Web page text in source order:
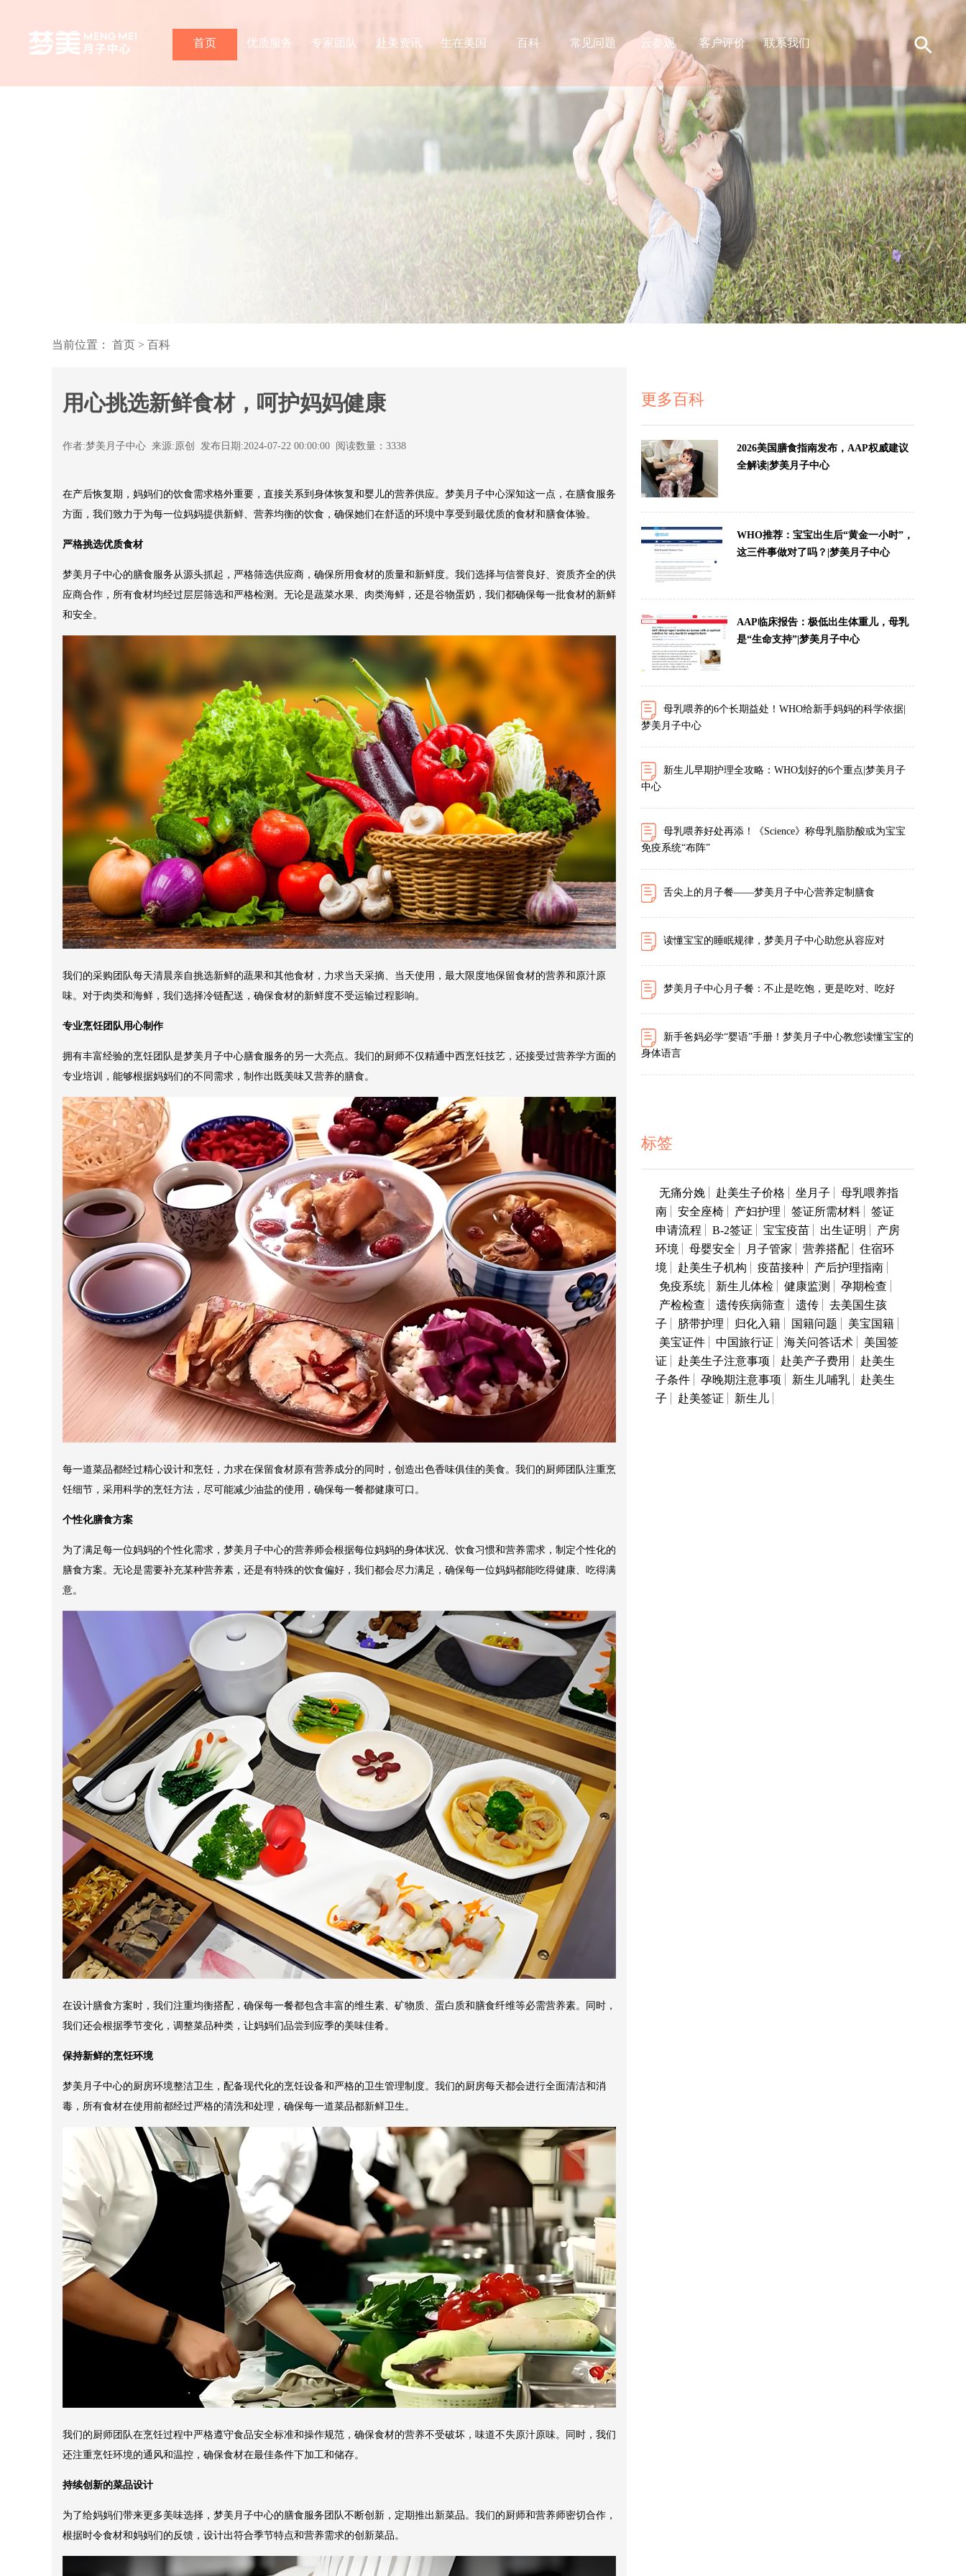
首页 优质服务 专家团队 赴美资讯 生在美国 百科 常见问题 云参观 客户评价 联系我们
当前位置： 首页 > 百科
用心挑选新鲜食材，呵护妈妈健康
作者:梦美月子中心 来源:原创 发布日期:2024-07-22 00:00:00 阅读数量：3338
在产后恢复期，妈妈们的饮食需求格外重要，直接关系到身体恢复和婴儿的营养供应。梦美月子中心深知这一点，在膳食服务
方面，我们致力于为每一位妈妈提供新鲜、营养均衡的饮食，确保她们在舒适的环境中享受到最优质的食材和膳食体验。
严格挑选优质食材
梦美月子中心的膳食服务从源头抓起，严格筛选供应商，确保所用食材的质量和新鲜度。我们选择与信誉良好、资质齐全的供
应商合作，所有食材均经过层层筛选和严格检测。无论是蔬菜水果、肉类海鲜，还是谷物蛋奶，我们都确保每一批食材的新鲜
和安全。
我们的采购团队每天清晨亲自挑选新鲜的蔬果和其他食材，力求当天采摘、当天使用，最大限度地保留食材的营养和原汁原
味。对于肉类和海鲜，我们选择冷链配送，确保食材的新鲜度不受运输过程影响。
专业烹饪团队用心制作
拥有丰富经验的烹饪团队是梦美月子中心膳食服务的另一大亮点。我们的厨师不仅精通中西烹饪技艺，还接受过营养学方面的
专业培训，能够根据妈妈们的不同需求，制作出既美味又营养的膳食。
每一道菜品都经过精心设计和烹饪，力求在保留食材原有营养成分的同时，创造出色香味俱佳的美食。我们的厨师团队注重烹
饪细节，采用科学的烹饪方法，尽可能减少油盐的使用，确保每一餐都健康可口。
个性化膳食方案
为了满足每一位妈妈的个性化需求，梦美月子中心的营养师会根据每位妈妈的身体状况、饮食习惯和营养需求，制定个性化的
膳食方案。无论是需要补充某种营养素，还是有特殊的饮食偏好，我们都会尽力满足，确保每一位妈妈都能吃得健康、吃得满
意。
在设计膳食方案时，我们注重均衡搭配，确保每一餐都包含丰富的维生素、矿物质、蛋白质和膳食纤维等必需营养素。同时，
我们还会根据季节变化，调整菜品种类，让妈妈们品尝到应季的美味佳肴。
保持新鲜的烹饪环境
梦美月子中心的厨房环境整洁卫生，配备现代化的烹饪设备和严格的卫生管理制度。我们的厨房每天都会进行全面清洁和消
毒，所有食材在使用前都经过严格的清洗和处理，确保每一道菜品都新鲜卫生。
我们的厨师团队在烹饪过程中严格遵守食品安全标准和操作规范，确保食材的营养不受破坏，味道不失原汁原味。同时，我们
还注重烹饪环境的通风和温控，确保食材在最佳条件下加工和储存。
持续创新的菜品设计
为了给妈妈们带来更多美味选择，梦美月子中心的膳食服务团队不断创新，定期推出新菜品。我们的厨师和营养师密切合作，
根据时令食材和妈妈们的反馈，设计出符合季节特点和营养需求的创新菜品。
更多百科
2026美国膳食指南发布，AAP权威建议
全解读|梦美月子中心
WHO推荐：宝宝出生后“黄金一小时”，
这三件事做对了吗？|梦美月子中心
AAP临床报告：极低出生体重儿，母乳
是“生命支持”|梦美月子中心
母乳喂养的6个长期益处！WHO给新手妈妈的科学依据|
梦美月子中心
新生儿早期护理全攻略：WHO划好的6个重点|梦美月子
中心
母乳喂养好处再添！《Science》称母乳脂肪酸或为宝宝
免疫系统“布阵”
舌尖上的月子餐——梦美月子中心营养定制膳食
读懂宝宝的睡眠规律，梦美月子中心助您从容应对
梦美月子中心月子餐：不止是吃饱，更是吃对、吃好
新手爸妈必学“婴语”手册！梦美月子中心教您读懂宝宝的
身体语言
标签
无痛分娩 赴美生子价格 坐月子
母乳喂养指
南
安全座椅 产妇护理 签证所需材料
签证
申请流程
B-2签证 宝宝疫苗 出生证明
产房
环境
母婴安全 月子管家 营养搭配
住宿环
境
赴美生子机构 疫苗接种
产后护理指南
免疫系统
新生儿体检 健康监测
孕期检查
产检检查
遗传疾病筛查 遗传
去美国生孩
子
脐带护理 归化入籍 国籍问题
美宝国籍
美宝证件
中国旅行证 海关问答话术
美国签
证
赴美生子注意事项 赴美产子费用
赴美生
子条件
孕晚期注意事项 新生儿哺乳
赴美生
子
赴美签证 新生儿